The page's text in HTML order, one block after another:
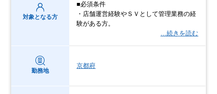
対象となる方
■必須条件
・店舗運営経験やＳＶとして管理業務の経
験がある方。
…続きを読む
勤務地
京都府